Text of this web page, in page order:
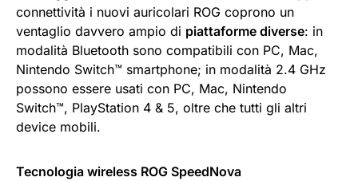
connettività i nuovi auricolari ROG coprono un
ventaglio davvero ampio di piattaforme diverse: in
modalità Bluetooth sono compatibili con PC, Mac,
Nintendo Switch™ smartphone; in modalità 2.4 GHz
possono essere usati con PC, Mac, Nintendo
Switch™, PlayStation 4 & 5, oltre che tutti gli altri
device mobili.
Tecnologia wireless ROG SpeedNova